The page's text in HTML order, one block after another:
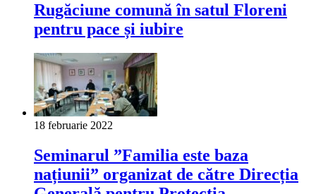
Rugăciune comună în satul Floreni
pentru pace și iubire
18 februarie 2022
Seminarul ”Familia este baza
națiunii” organizat de către Direcția